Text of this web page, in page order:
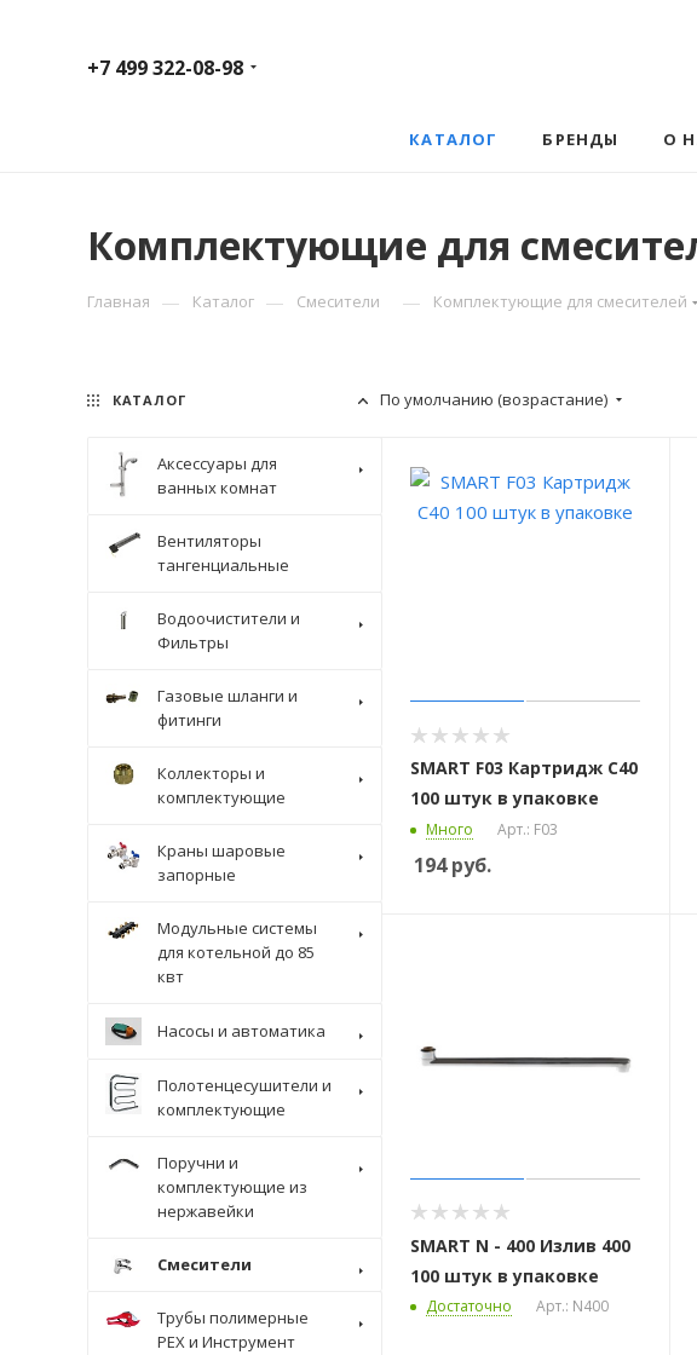
+7 499 322-08-98
КАТАЛОГ БРЕНДЫ О
Комплектующие для
Главная — Каталог — Смесители — Комплектующие для смесителей
По умолчанию (возрастание)
SMART F03 Картридж С40
100 штук в упаковке
Много Арт.: F03
194руб.
SMART N - 400 Излив 400
100 штук в упаковке
Достаточно Арт.: N400
КАТАЛОГ
Аксессуары для
ванных комнат
Вентиляторы
тангенциальные
Водоочистители и
Фильтры
Газовые шланги и
фитинги
Коллекторы и
комплектующие
Краны шаровые
запорные
Модульные системы
для котельной до 85
квт
Насосы и автоматика
Полотенцесушители и
комплектующие
Поручни и
комплектующие из
нержавейки
Смесители
Трубы полимерные
PEX и Инструмент